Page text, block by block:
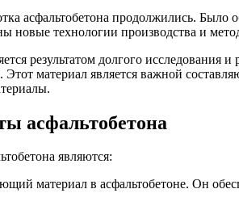
асфальтобетона продолжились.
новые технологии производства и
результатом долгого
материал является важной
асфальтобетона
являются:
материал в асфальтобетоне. Он